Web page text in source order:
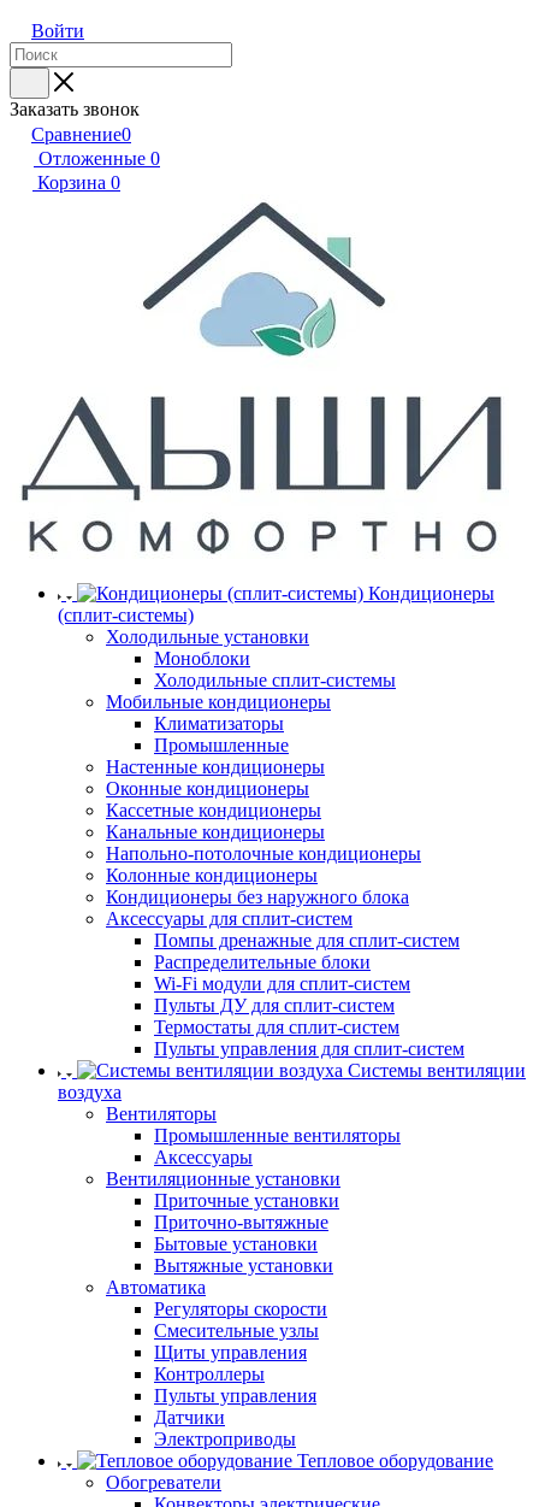
Войти
Заказать звонок
Сравнение0
Отложенные 0
Корзина 0
Кондиционеры
(сплит-системы)
Холодильные установки
Моноблоки
Холодильные сплит-системы
Мобильные кондиционеры
Климатизаторы
Промышленные
Настенные кондиционеры
Оконные кондиционеры
Кассетные кондиционеры
Канальные кондиционеры
Напольно-потолочные кондиционеры
Колонные кондиционеры
Кондиционеры без наружного блока
Аксессуары для сплит-систем
Помпы дренажные для сплит-систем
Распределительные блоки
Wi-Fi модули для сплит-систем
Пульты ДУ для сплит-систем
Термостаты для сплит-систем
Пульты управления для сплит-систем
Системы вентиляции
воздуха
Вентиляторы
Промышленные вентиляторы
Аксессуары
Вентиляционные установки
Приточные установки
Приточно-вытяжные
Бытовые установки
Вытяжные установки
Автоматика
Регуляторы скорости
Смесительные узлы
Щиты управления
Контроллеры
Пульты управления
Датчики
Электроприводы
Тепловое оборудование
Обогреватели